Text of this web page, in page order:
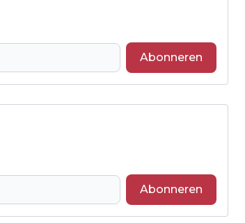
Abonneren
Abonneren